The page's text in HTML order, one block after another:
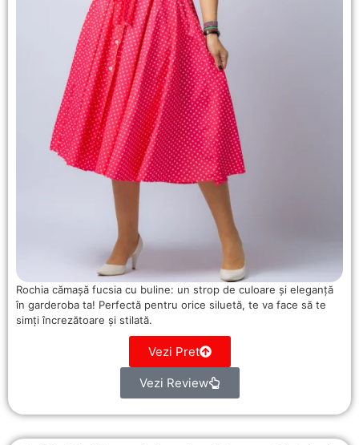
Rochia cămașă fucsia cu buline: un strop de culoare și eleganță
în garderoba ta! Perfectă pentru orice siluetă, te va face să te
simți încrezătoare și stilată.
Vezi Pret
Vezi Review